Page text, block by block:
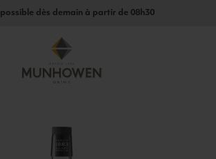
possible dès demain à partir de 08h30